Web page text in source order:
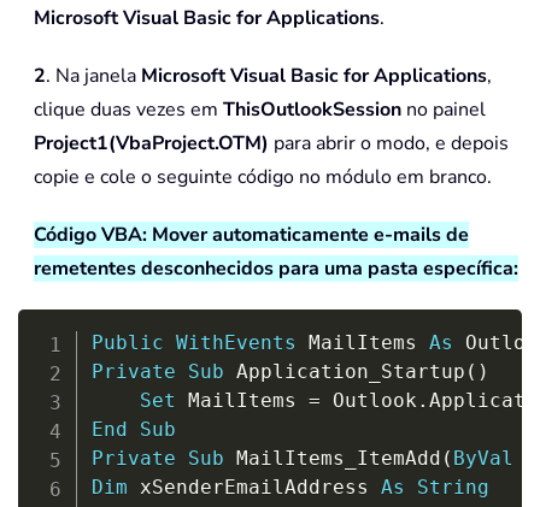
Microsoft Visual Basic for Applications.
2. Na janela Microsoft Visual Basic for Applications,
clique duas vezes em ThisOutlookSession no painel
Project1(VbaProject.OTM) para abrir o modo, e depois
copie e cole o seguinte código no módulo em branco.
Código VBA: Mover automaticamente e-mails de
remetentes desconhecidos para uma pasta específica:
Public WithEvents MailItems As
Private
Sub Application_Startup ( )
Set MailItems = Outlook .
End
Sub
Private
Sub MailItems_ItemAdd ( ByVal
Dim xSenderEmailAddress As
String
Copy